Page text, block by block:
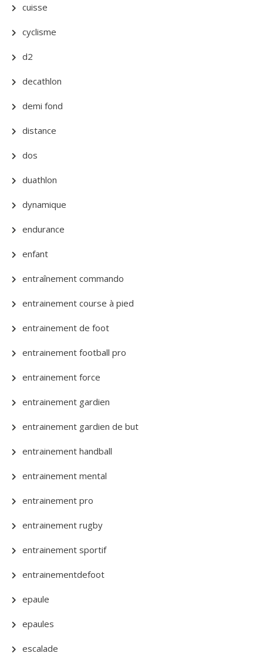
cuisse
cyclisme
d2
decathlon
demi fond
distance
dos
duathlon
dynamique
endurance
enfant
entraînement commando
entrainement course à pied
entrainement de foot
entrainement football pro
entrainement force
entrainement gardien
entrainement gardien de but
entrainement handball
entrainement mental
entrainement pro
entrainement rugby
entrainement sportif
entrainementdefoot
epaule
epaules
escalade